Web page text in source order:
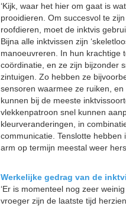
‘Kijk, waar het hier om gaat is
prooidieren. Om succesvol te
roofdieren, moet de inktvis
Bijna alle inktvissen zijn
manoeuvreren. In hun krachtige
coördinatie, en ze zijn bijzonder
zintuigen. Zo hebben ze
sensoren waarmee ze ruiken,
kunnen bij de meeste
vlekkenpatroon snel kunnen
kleurveranderingen, in
communicatie. Tenslotte
arm op termijn meestal weer
Werkelijke gedrag van de
‘Er is momenteel nog zeer
vroeger zijn de laatste tijd